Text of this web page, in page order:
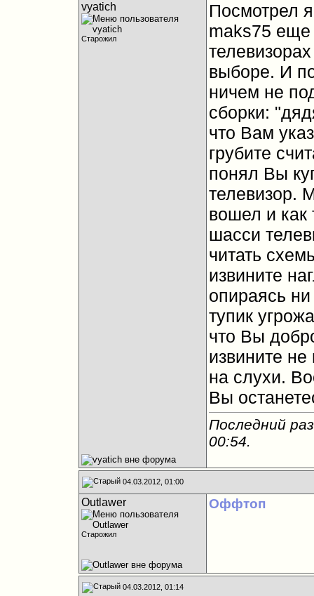
vyatich
Старожил
Посмотрел
maks75 еще
выборе. И
ничем не
сборки:
что Вам
грубите
понял Вы
телевизор.
вошел и как
шасси
читать
извините
опираясь
тупик
что Вы
извините
на слухи.
Вы
Последний
00:54.
04.03.2012, 01:00
Outlawer
Старожил
Оффтоп
04.03.2012, 01:14